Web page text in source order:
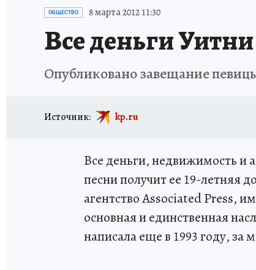
ИСПЫТАНО НА СЕБЕ
ОБЩЕСТВО 8 марта 2012 11:30
Все деньги
Опубликовано завещание
Источник: kp.ru
Все деньги, недвижимость и
песни получит ее 19-летняя
агентство Associated Press,
основная и единственная
написала еще в 1993 году,